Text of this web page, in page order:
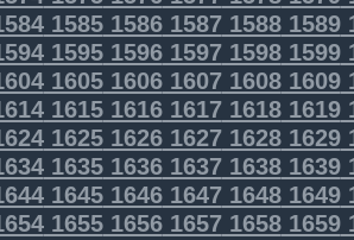
15851586158715881589
15951596159715981599
16051606160716081609
16151616161716181619
16251626162716281629
16351636163716381639
16451646164716481649
16551656165716581659